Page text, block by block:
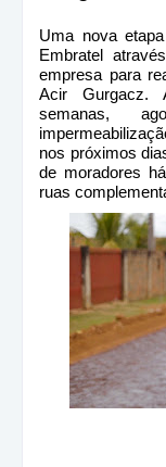
Uma nova
Embratel
empresa para
Acir Gurgacz.
semanas,
nos próximos
de moradores
ruas